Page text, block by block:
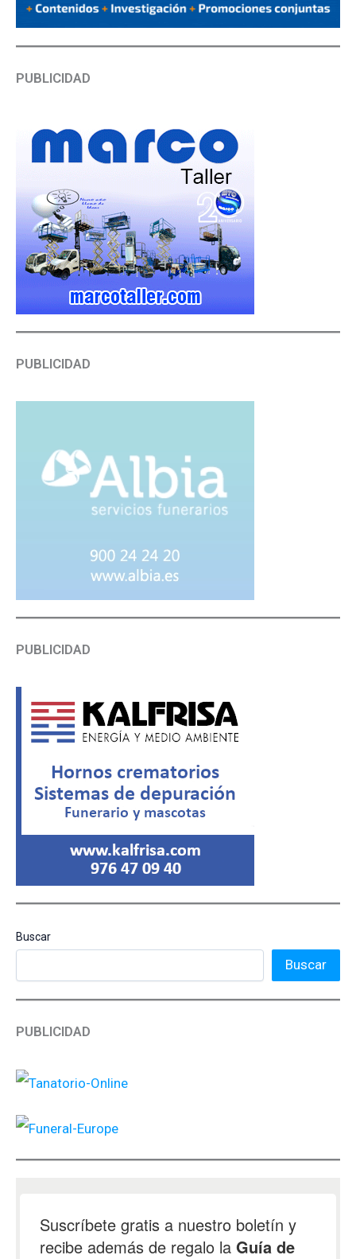
PUBLICIDAD
PUBLICIDAD
PUBLICIDAD
Buscar
Buscar
PUBLICIDAD